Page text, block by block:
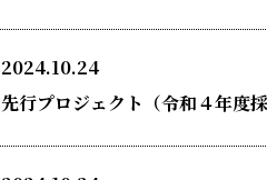
2024.10.24
先行プロジェクト（令和４年度